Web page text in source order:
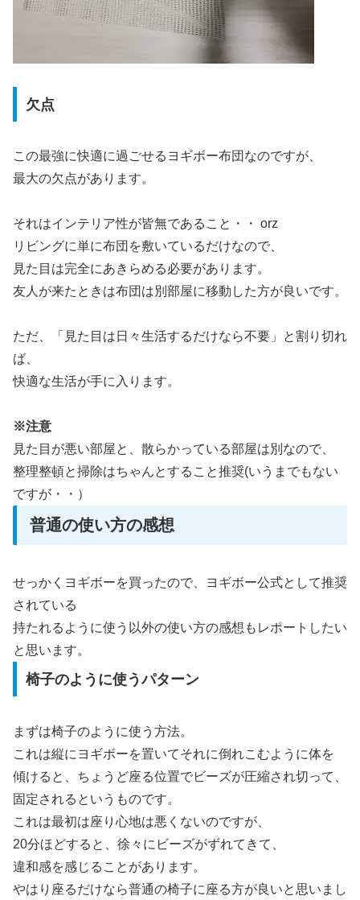
欠点
この最強に快適に過ごせるヨギボー布団なのですが、
最大の欠点があります。
それはインテリア性が皆無であること・・ orz
リビングに単に布団を敷いているだけなので、
見た目は完全にあきらめる必要があります。
友人が来たときは布団は別部屋に移動した方が良いです。
ただ、「見た目は日々生活するだけなら不要」と割り切れ
ば、
快適な生活が手に入ります。
※注意
見た目が悪い部屋と、散らかっている部屋は別なので、
整理整頓と掃除はちゃんとすること推奨(いうまでもない
ですが・・）
普通の使い方の感想
せっかくヨギボーを買ったので、ヨギボー公式として推奨
されている
持たれるように使う以外の使い方の感想もレポートしたい
と思います。
椅子のように使うパターン
まずは椅子のように使う方法。
これは縦にヨギボーを置いてそれに倒れこむように体を
傾けると、ちょうど座る位置でビーズが圧縮され切って、
固定されるというものです。
これは最初は座り心地は悪くないのですが、
20分ほどすると、徐々にビーズがずれてきて、
違和感を感じることがあります。
やはり座るだけなら普通の椅子に座る方が良いと思いまし